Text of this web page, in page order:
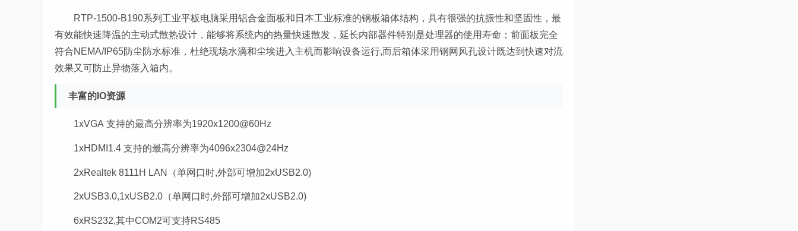
RTP-1500-B190系列 工业平板电脑采用铝合金面板和日本工业标准的钢板箱体结构，具有很强的抗振性和坚固性，最
有效能快速降温的主动式散热设计，能够将系统内的热量快速散发，延长内部器件特别是处理器的使用寿命；前面板完全
符合NEMA/IP65防尘防水标准，杜绝现场水滴和尘埃进入主机而影响设备运行,而后箱体采用钢网风孔设计既达到快速对流
效果又可防止异物落入箱内。
丰富的IO资源
1xVGA 支持的最高分辨率为1920x1200@60Hz
1xHDMI1.4 支持的最高分辨率为4096x2304@24Hz
2xRealtek 8111H LAN（单网口时,外部可增加2xUSB2.0)
2xUSB3.0,1xUSB2.0（单网口时,外部可增加2xUSB2.0)
6xRS232,其中COM2可支持RS485